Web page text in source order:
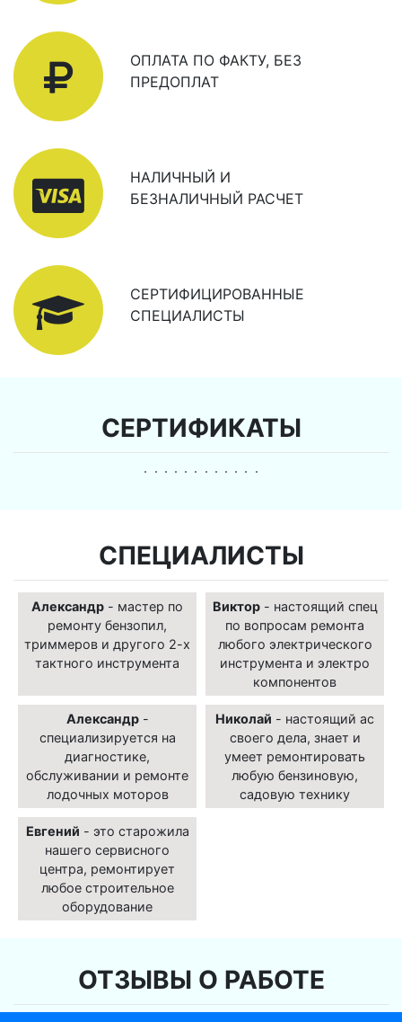
ОПЛАТА ПО ФАКТУ, БЕЗ
ПРЕДОПЛАТ
НАЛИЧНЫЙ И
БЕЗНАЛИЧНЫЙ РАСЧЕТ
СЕРТИФИЦИРОВАННЫЕ
СПЕЦИАЛИСТЫ
СЕРТИФИКАТЫ
СПЕЦИАЛИСТЫ
Александр - мастер по
ремонту бензопил,
триммеров и другого 2-х
тактного инструмента
Виктор- настоящий спец
по вопросам ремонта
любого электрического
инструмента и электро
компонентов
Александр-
специализируется на
диагностике,
обслуживании и ремонте
лодочных моторов
Николай - настоящий ас
своего дела, знает и
умеет ремонтировать
любую бензиновую,
садовую технику
Евгений - это старожила
нашего сервисного
центра, ремонтирует
любое строительное
оборудование
ОТЗЫВЫ О РАБОТЕ